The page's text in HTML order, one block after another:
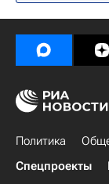
Политика
Спецпроекты